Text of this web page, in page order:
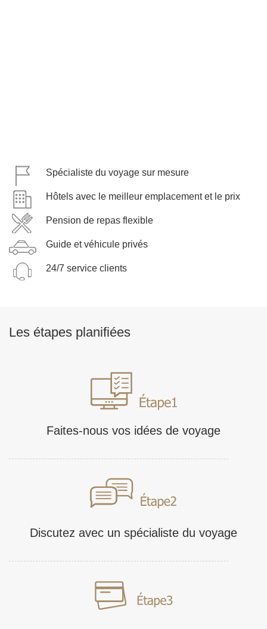
Spécialiste du voyage sur mesure
Hôtels avec le meilleur emplacement et le prix
Pension de repas flexible
Guide et véhicule privés
24/7 service clients
Les étapes planifiées
Faites-nous vos idées de voyage
Discutez avec un spécialiste du voyage